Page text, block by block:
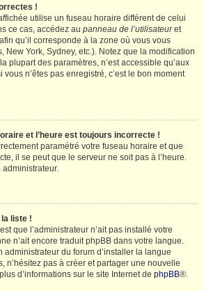
!
utilise un fuseau horaire différent de celui
ce cas, accédez au panneau de l’utilisateuret
qu’il corresponde à la zone où vous vous
New York, Sydney, etc.). Notez que la modification
plupart des paramètres, n’est accessible qu’aux
n’êtes pas enregistré, c’est le bon moment
et l’heure est toujours incorrecte !
paramétré votre fuseau horaire et que
il se peut que le serveur ne soit pas à l’heure.
la liste !
que l’administrateur n’ait pas installé votre
n’ait encore traduit phpBB dans votre langue.
administrateur du forum d’installer la langue
n’hésitez pas à créer et partager une nouvelle
d’informations sur le site Internet de phpBB®.